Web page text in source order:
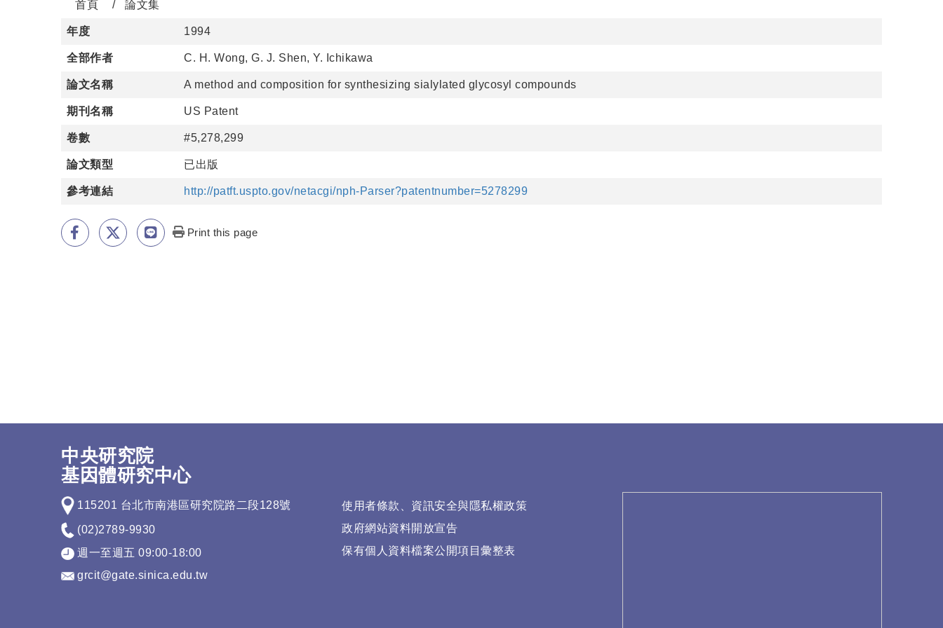
首頁 論文集
年度 1994
全部作者 C. H. Wong, G. J. Shen, Y. Ichikawa
論文名稱 A method and composition for synthesizing sialylated glycosyl compounds
期刊名稱 US Patent
卷數 #5,278,299
論文類型 已出版
參考連結 http://patft.uspto.gov/netacgi/nph-Parser?patentnumber=5278299
Print this page
中央研究院
基因體研究中心
115201 台北市南港區研究院路二段128號
(02)2789-9930
週一至週五 09:00-18:00
grcit@gate.sinica.edu.tw
使用者條款、資訊安全與隱私權政策
政府網站資料開放宣告
保有個人資料檔案公開項目彙整表